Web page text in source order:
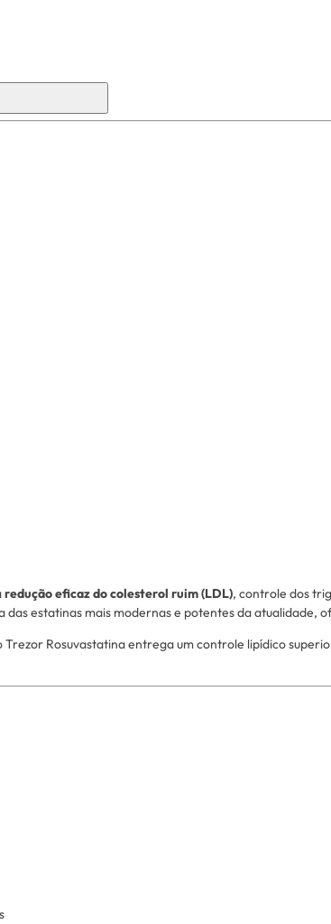
redução eficaz do colesterol ruim (LDL), controle dos
das estatinas mais modernas e potentes da atualidade,
Rosuvastatina entrega um controle lipídico